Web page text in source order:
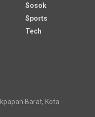
Sosok
Sports
Tech
Barat, Kota